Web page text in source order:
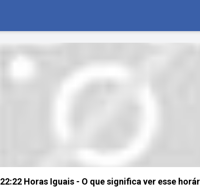
22:22 Horas Iguais - O que significa ver esse